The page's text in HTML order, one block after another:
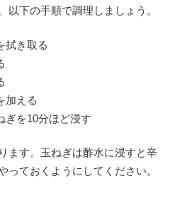
以下の手順で調理しましょう。
拭き取る
加える
ぎを10分ほど浸す
ます。玉ねぎは酢水に浸すと辛
っておくようにしてください。